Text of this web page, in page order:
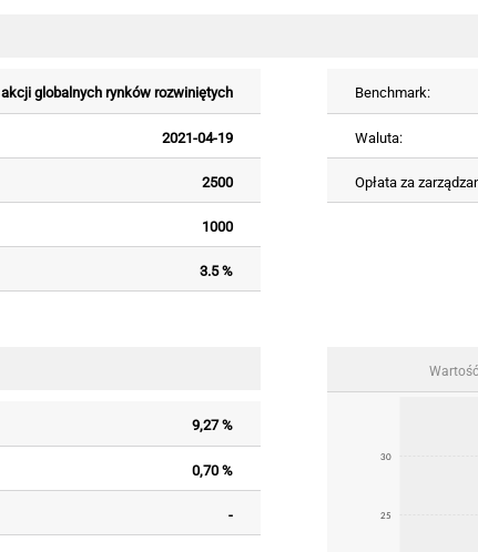
akcji globalnych rynków rozwiniętych
2021-04-19
2500
1000
3.5 %
Benchmark:
Waluta:
Opłata za
9,27 %
0,70 %
-
Wartość
25
30